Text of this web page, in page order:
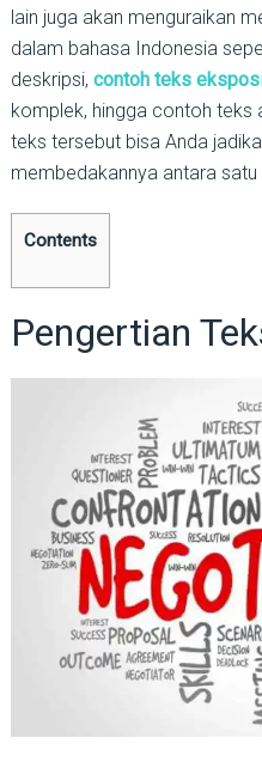
lain juga akan menguraikan
dalam bahasa Indonesia
deskripsi, contoh teks
komplek, hingga contoh teks
teks tersebut bisa Anda
membedakannya antara satu
Contents
Pengertian